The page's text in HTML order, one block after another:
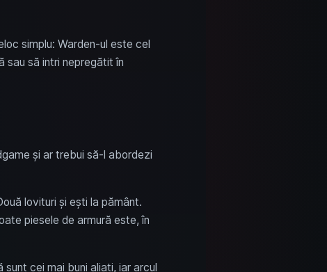
simplu: Warden-ul este cel
sau să intri nepregătit în
și ar trebui să-l abordezi
lovituri și ești la pământ.
piesele de armură este, în
cei mai buni aliați, iar arcul